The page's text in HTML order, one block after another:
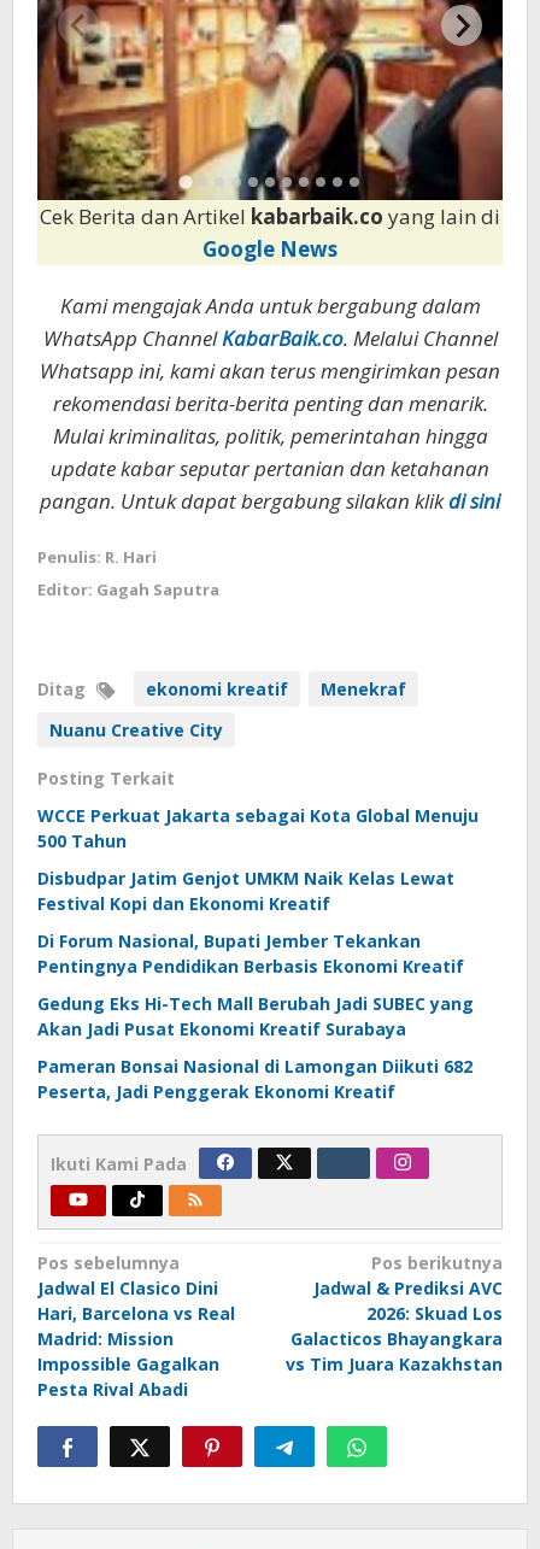
Cek Berita dan Artikel kabarbaik.co yang lain di
Google News
Kami mengajak Anda untuk bergabung dalam
WhatsApp ChannelKabarBaik.co. Melalui Channel
Whatsapp ini, kami akan terus mengirimkan pesan
rekomendasi berita-berita penting dan menarik.
Mulai kriminalitas, politik, pemerintahan hingga
update kabar seputar pertanian dan ketahanan
pangan. Untuk dapat bergabung silakan klikdi sini
Penulis: R. Hari
Editor: Gagah Saputra
Ditag ekonomi kreatif
Menekraf
Nuanu Creative City
Posting Terkait
WCCE Perkuat Jakarta sebagai Kota Global Menuju
500 Tahun
Disbudpar Jatim Genjot UMKM Naik Kelas Lewat
Festival Kopi dan Ekonomi Kreatif
Di Forum Nasional, Bupati Jember Tekankan
Pentingnya Pendidikan Berbasis Ekonomi Kreatif
Gedung Eks Hi-Tech Mall Berubah Jadi SUBEC yang
Akan Jadi Pusat Ekonomi Kreatif Surabaya
Pameran Bonsai Nasional di Lamongan Diikuti 682
Peserta, Jadi Penggerak Ekonomi Kreatif
Ikuti Kami Pada
Navigasi
pos
Pos sebelumnya
Jadwal El Clasico Dini
Hari, Barcelona vs Real
Madrid: Mission
Impossible Gagalkan
Pesta Rival Abadi
Pos berikutnya
Jadwal & Prediksi AVC
2026: Skuad Los
Galacticos Bhayangkara
vs Tim Juara Kazakhstan